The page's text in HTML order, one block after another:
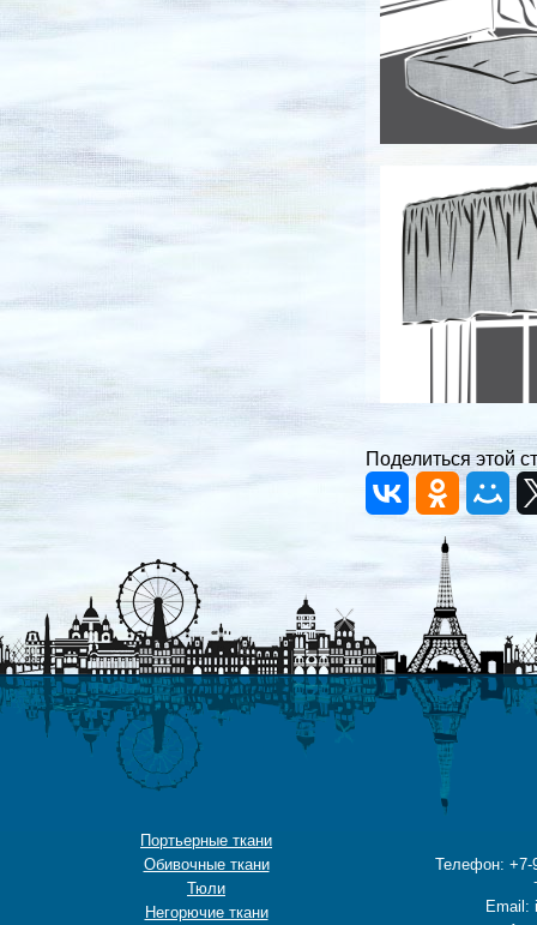
Поделиться этой
Портьерные ткани
Обивочные ткани
Тюли
Негорючие ткани
Телефон: +7-
Email: